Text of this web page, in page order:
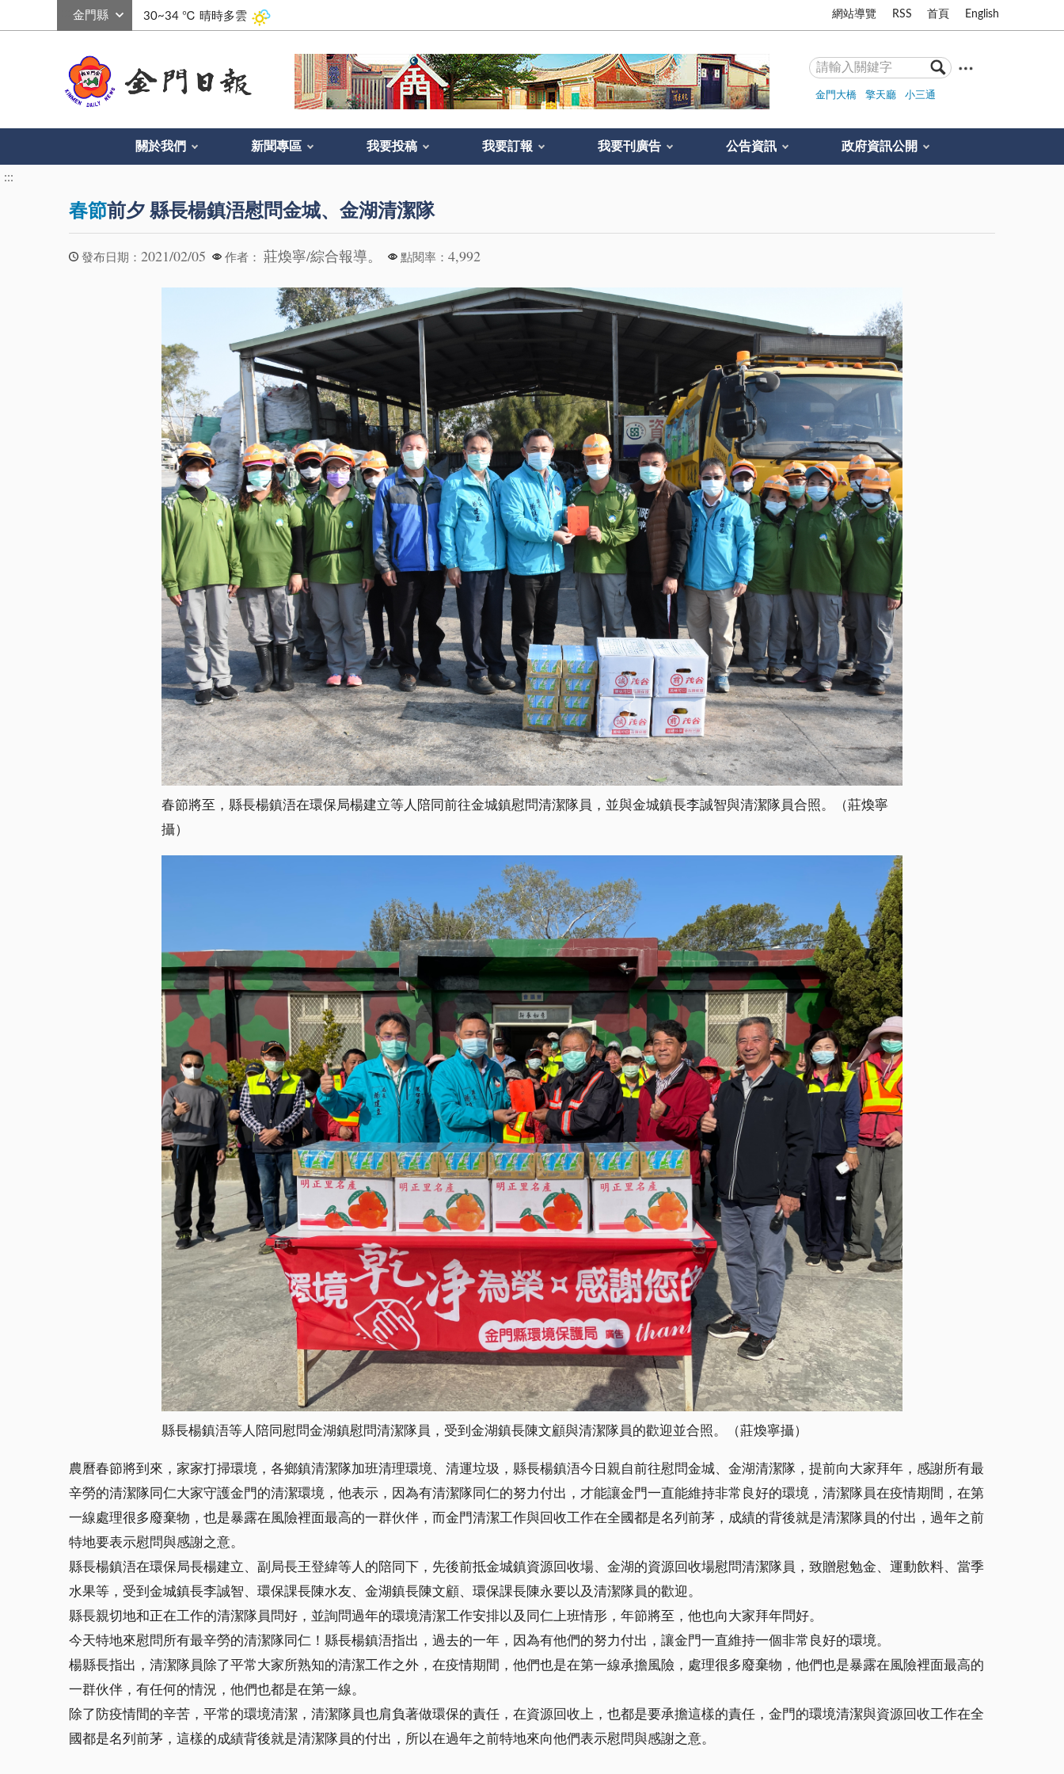
30~34 ℃ 晴時多雲 網站導覽 RSS 首頁 English
金門大橋 擎天廳 小三通
關於我們 新聞專區 我要投稿 我要訂報 我要刊廣告 公告資訊 政府資訊公開
:::
春節前夕 縣長楊鎮浯慰問金城、金湖清潔隊
發布日期： 2021/02/05 作者： 莊煥寧/綜合報導。 點閱率： 4,992
春節將至，縣長楊鎮浯在環保局楊建立等人陪同前往金城鎮慰問清潔隊員，並與金城鎮長李誠智與清潔隊員合照。（莊煥寧
攝）
縣長楊鎮浯等人陪同慰問金湖鎮慰問清潔隊員，受到金湖鎮長陳文顧與清潔隊員的歡迎並合照。（莊煥寧攝）
農曆春節將到來，家家打掃環境，各鄉鎮清潔隊加班清理環境、清運垃圾，縣長楊鎮浯今日親自前往慰問金城、金湖清潔隊，提前向大家拜年，感謝所有最
辛勞的清潔隊同仁大家守護金門的清潔環境，他表示，因為有清潔隊同仁的努力付出，才能讓金門一直能維持非常良好的環境，清潔隊員在疫情期間，在第
一線處理很多廢棄物，也是暴露在風險裡面最高的一群伙伴，而金門清潔工作與回收工作在全國都是名列前茅，成績的背後就是清潔隊員的付出，過年之前
特地要表示慰問與感謝之意。
縣長楊鎮浯在環保局長楊建立、副局長王登緯等人的陪同下，先後前抵金城鎮資源回收場、金湖的資源回收場慰問清潔隊員，致贈慰勉金、運動飲料、當季
水果等，受到金城鎮長李誠智、環保課長陳水友、金湖鎮長陳文顧、環保課長陳永要以及清潔隊員的歡迎。
縣長親切地和正在工作的清潔隊員問好，並詢問過年的環境清潔工作安排以及同仁上班情形，年節將至，他也向大家拜年問好。
今天特地來慰問所有最辛勞的清潔隊同仁！縣長楊鎮浯指出，過去的一年，因為有他們的努力付出，讓金門一直維持一個非常良好的環境。
楊縣長指出，清潔隊員除了平常大家所熟知的清潔工作之外，在疫情期間，他們也是在第一線承擔風險，處理很多廢棄物，他們也是暴露在風險裡面最高的
一群伙伴，有任何的情況，他們也都是在第一線。
除了防疫情間的辛苦，平常的環境清潔，清潔隊員也肩負著做環保的責任，在資源回收上，也都是要承擔這樣的責任，金門的環境清潔與資源回收工作在全
國都是名列前茅，這樣的成績背後就是清潔隊員的付出，所以在過年之前特地來向他們表示慰問與感謝之意。